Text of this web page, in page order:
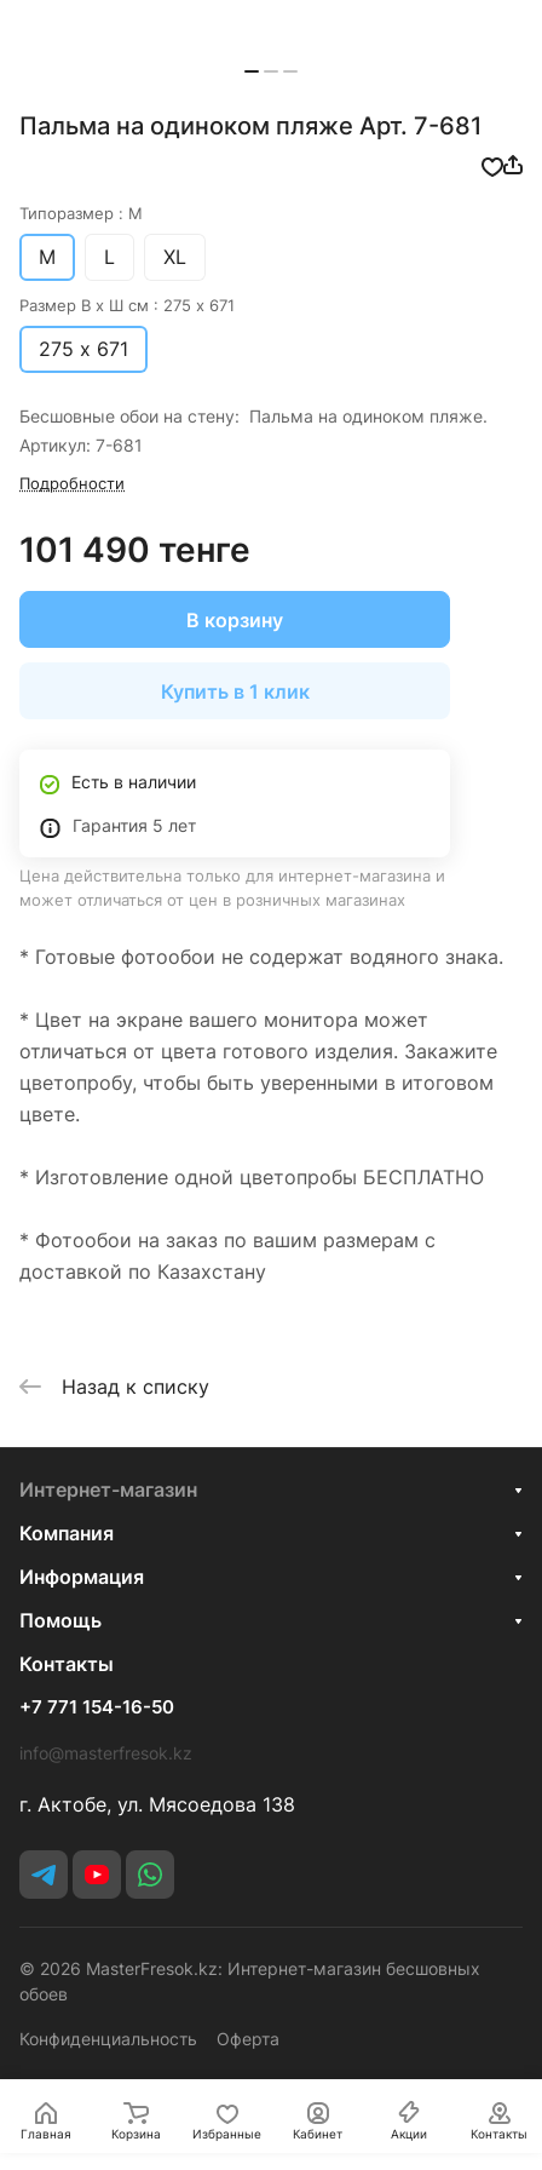
Пальма на одиноком пляже Арт. 7-681
Типоразмер : M
M L XL
Размер В х Ш см : 275 х 671
275 х 671
Бесшовные обои на стену: Пальма на одиноком пляже.
Артикул: 7-681
Подробности
101 490 тенге
В корзину
Купить в 1 клик
Есть в наличии
Гарантия 5 лет
Цена действительна только для интернет-магазина и
может отличаться от цен в розничных магазинах
* Готовые фотообои не содержат водяного знака.
* Цвет на экране вашего монитора может
отличаться от цвета готового изделия. Закажите
цветопробу, чтобы быть уверенными в итоговом
цвете.
* Изготовление одной цветопробы БЕСПЛАТНО
* Фотообои на заказ по вашим размерам с
доставкой по Казахстану
Назад к списку
Интернет-магазин
Компания
Информация
Помощь
Контакты
+7 771 154-16-50
info@masterfresok.kz
г. Актобе, ул. Мясоедова 138
© 2026 MasterFresok.kz: Интернет-магазин бесшовных
обоев
Конфиденциальность Оферта
Главная Корзина Избранные Кабинет Акции Контакты